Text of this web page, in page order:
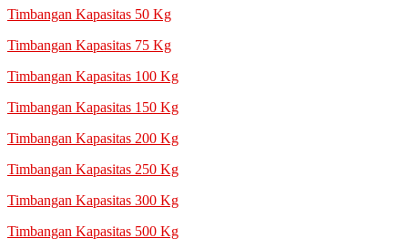
Timbangan Kapasitas 50 Kg
Timbangan Kapasitas 75 Kg
Timbangan Kapasitas 100 Kg
Timbangan Kapasitas 150 Kg
Timbangan Kapasitas 200 Kg
Timbangan Kapasitas 250 Kg
Timbangan Kapasitas 300 Kg
Timbangan Kapasitas 500 Kg